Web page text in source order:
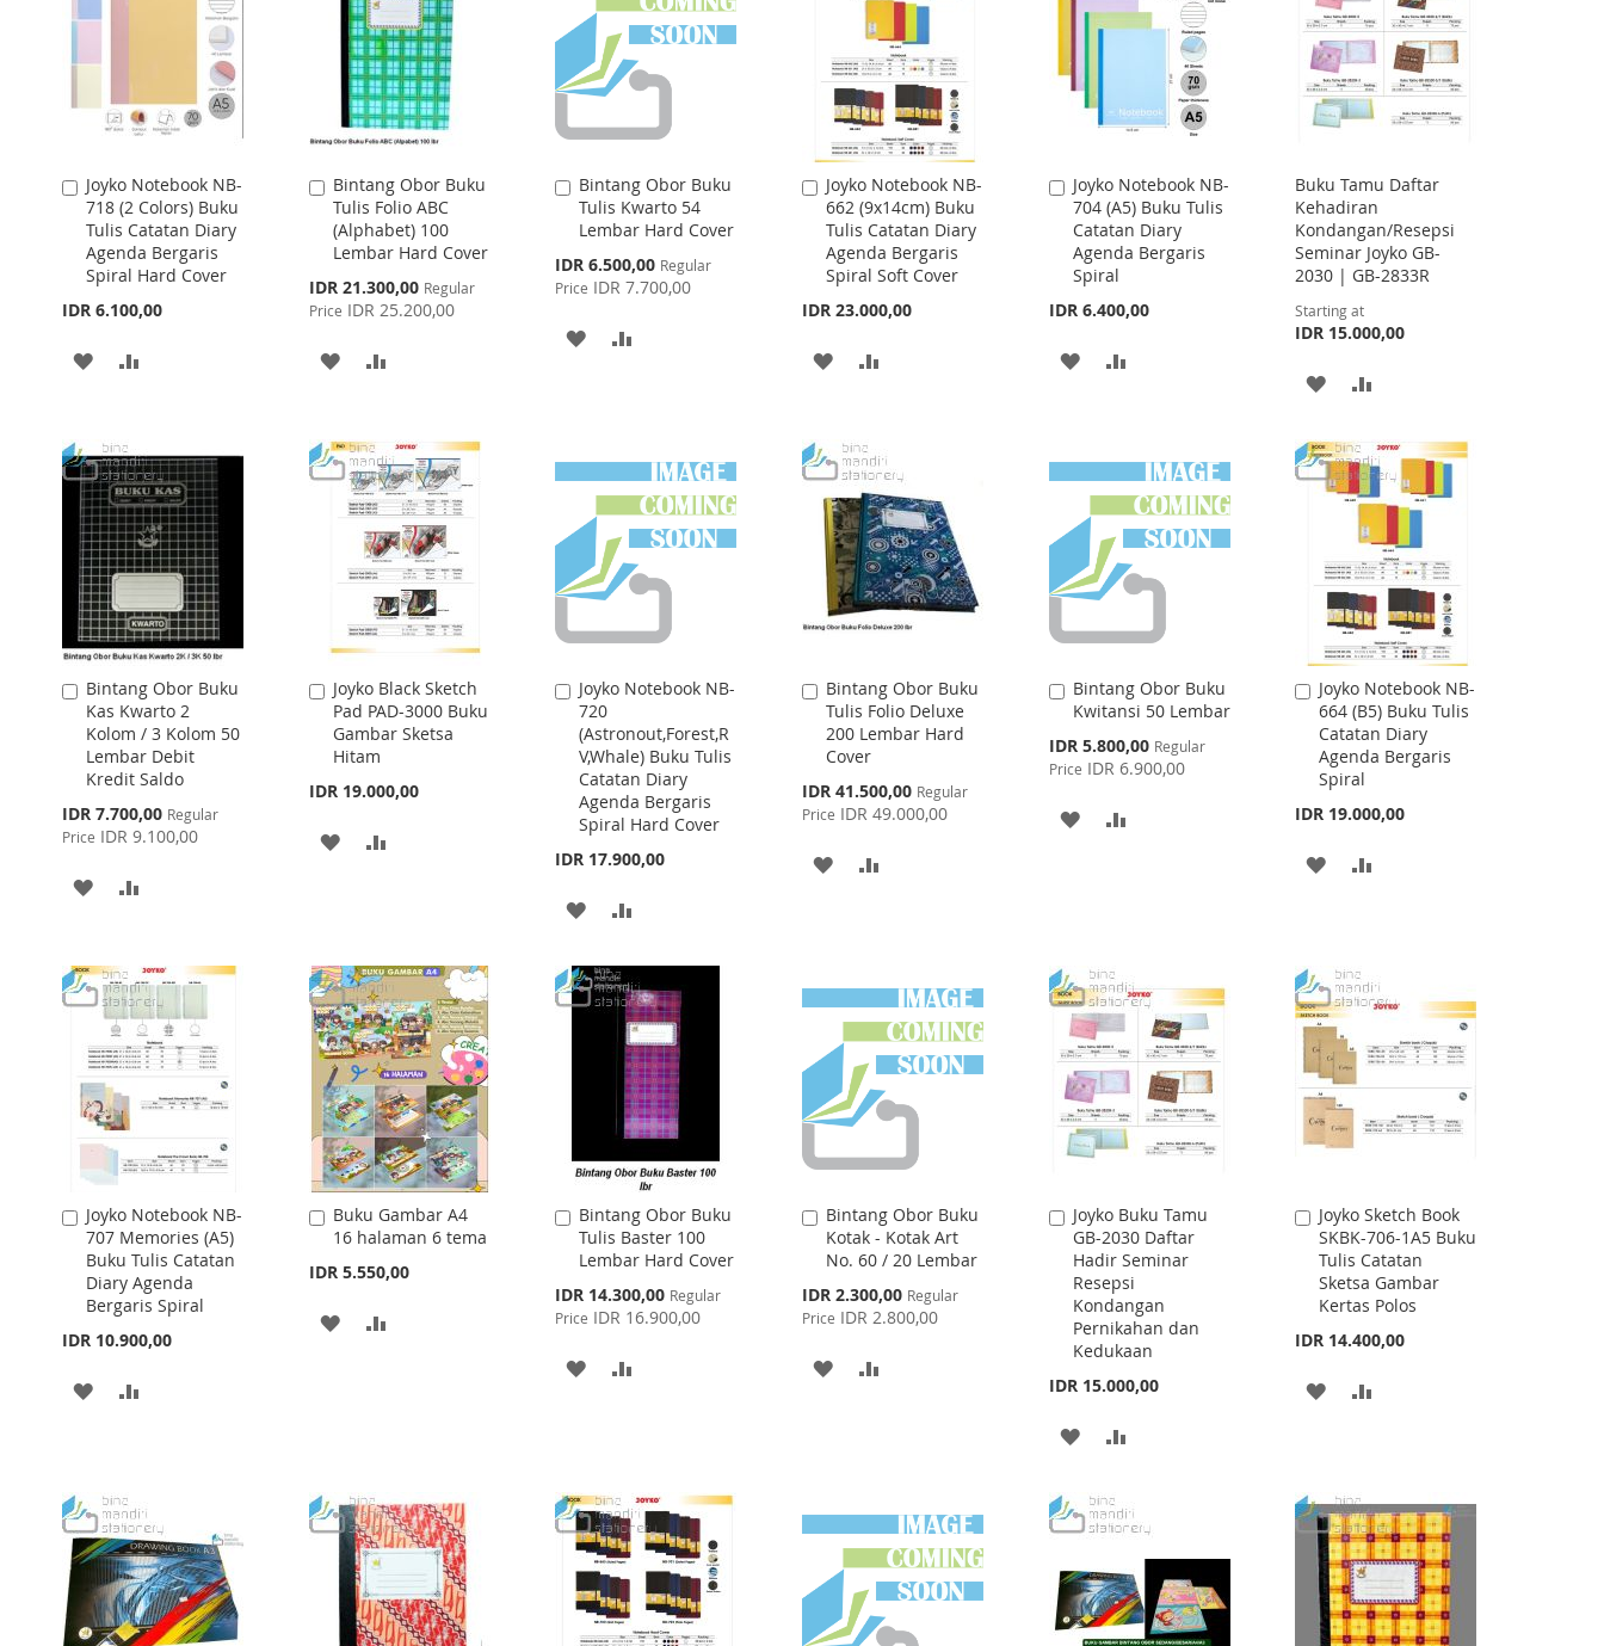
Joyko Notebook NB-
718 (2 Colors) Buku
Tulis Catatan Diary
Agenda Bergaris
Spiral Hard Cover
IDR 6.100,00
Add
to
Cart
ADD
WISH
LIST
Bintang Obor Buku
Tulis Folio ABC
(Alphabet) 100
Lembar Hard Cover
Special
Price
IDR 21.300,00 Regular
Price IDR 25.200,00
Add
to
Cart
ADD
WISH
LIST
COMPARE
Bintang Obor Buku
Tulis Kwarto 54
Lembar Hard Cover
Special
Price
IDR 6.500,00 Regular
Price IDR 7.700,00
Add
to
Cart
ADD
LIST
Joyko Notebook NB-
662 (9x14cm) Buku
Tulis Catatan Diary
Agenda Bergaris
Spiral Soft Cover
IDR 23.000,00
Add
to
Cart
ADD
WISH
LIST
Joyko Notebook NB-
704 (A5) Buku Tulis
Catatan Diary
Agenda Bergaris
Spiral
IDR 6.400,00
Add
to
Cart
ADD
LIST
Buku Tamu Daftar
Kehadiran
Kondangan/Resepsi
Seminar Joyko GB-
2030 | GB-2833R
Starting at
IDR 15.000,00
ADD
WISH
LIST
COMPARE
Bintang Obor Buku
Kas Kwarto 2
Kolom / 3 Kolom 50
Lembar Debit
Kredit Saldo
Special
Price
IDR 7.700,00 Regular
Price IDR 9.100,00
Add
to
Cart
ADD
WISH
LIST
COMPARE
Joyko Black Sketch
Pad PAD-3000 Buku
Gambar Sketsa
Hitam
IDR 19.000,00
Add
to
Cart
ADD
LIST
Joyko Notebook NB-
720
(Astronout,Forest,R
V,Whale) Buku Tulis
Catatan Diary
Agenda Bergaris
Spiral Hard Cover
IDR 17.900,00
Add
to
Cart
ADD
WISHCOMPARE
Bintang Obor Buku
Tulis Folio Deluxe
200 Lembar Hard
Cover
Special
Price
IDR 41.500,00 Regular
Price IDR 49.000,00
Add
to
Cart
ADD
LIST
Bintang Obor Buku
Kwitansi 50 Lembar
Special
Price
IDR 5.800,00 Regular
Price IDR 6.900,00
Add
to
ADD
Joyko Notebook NB-
664 (B5) Buku Tulis
Catatan Diary
Agenda Bergaris
Spiral
IDR 19.000,00
Add
to
Cart
ADD
LIST
Joyko Notebook NB-
707 Memories (A5)
Buku Tulis Catatan
Diary Agenda
Bergaris Spiral
IDR 10.900,00
Add
to
Cart
ADD
LIST
Buku Gambar A4
16 halaman 6 tema
IDR 5.550,00
Add
to
ADD
Bintang Obor Buku
Tulis Baster 100
Lembar Hard Cover
Special
Price
IDR 14.300,00 Regular
Price IDR 16.900,00
Add
to
Cart
ADD
LIST
Bintang Obor Buku
Kotak - Kotak Art
No. 60 / 20 Lembar
Special
Price
IDR 2.300,00 Regular
Price IDR 2.800,00
Add
to
Cart
ADD
Joyko Buku Tamu
GB-2030 Daftar
Hadir Seminar
Resepsi
Kondangan
Pernikahan dan
Kedukaan
IDR 15.000,00
Add
to
Cart
ADD
WISHCOMPARE
Joyko Sketch Book
SKBK-706-1A5 Buku
Tulis Catatan
Sketsa Gambar
Kertas Polos
IDR 14.400,00
Add
to
Cart
ADD
LIST